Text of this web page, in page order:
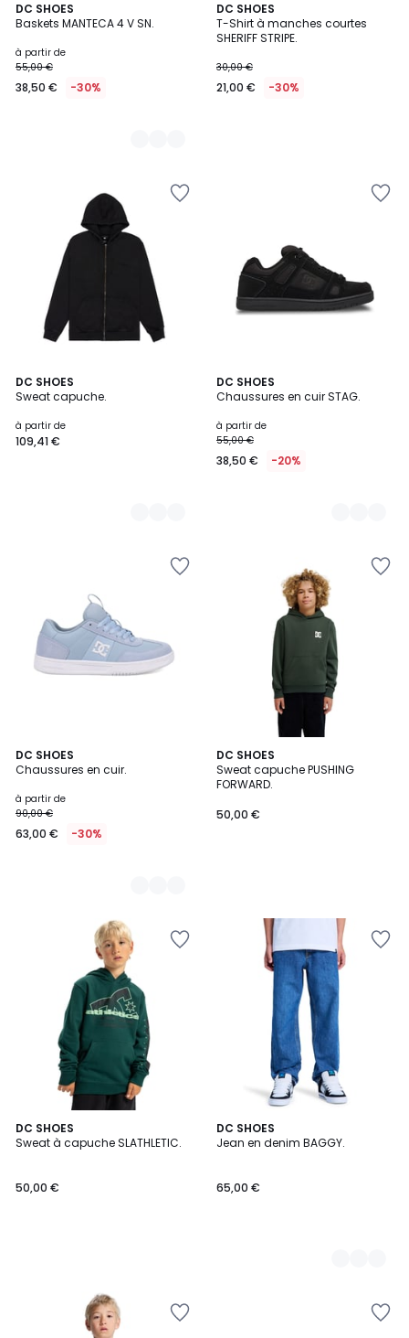
DC SHOES
Baskets MANTECA 4 V SN.
à partir de
55,00 €
38,50 € -30%
2
Couleurs
DC SHOES
T-Shirt à manches courtes
SHERIFF STRIPE.
30,00 €
21,00 € -30%
DC SHOES
Sweat capuche.
à partir de
109,41 €
2
Couleurs
DC SHOES
Chaussures en cuir STAG.
à partir de
55,00 €
38,50 € -20%
2
Couleurs
DC SHOES
Chaussures en cuir.
à partir de
90,00 €
63,00 € -30%
3
Couleurs
DC SHOES
Sweat capuche PUSHING
FORWARD.
50,00 €
DC SHOES
Sweat à capuche SLATHLETIC.
50,00 €
DC SHOES
Jean en denim BAGGY.
65,00 €
2
Couleurs